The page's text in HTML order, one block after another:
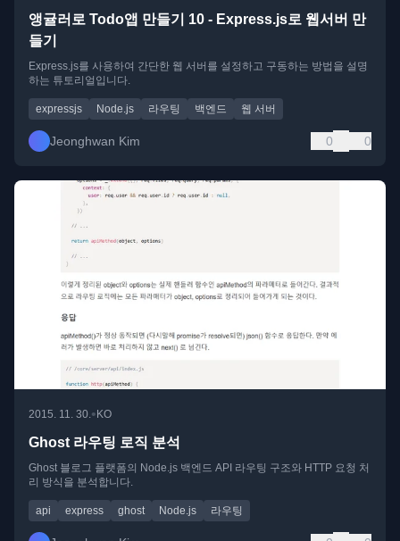
앵귤러로 Todo앱 만들기 10 - Express.js로 웹서버 만
들기
Express.js를 사용하여 간단한 웹 서버를 설정하고 구동하는 방법을 설명
하는 튜토리얼입니다.
expressjs Node.js 라우팅 백엔드 웹 서버
Jeonghwan Kim 0 0
2015. 11. 30.• KO
Ghost 라우팅 로직 분석
Ghost 블로그 플랫폼의 Node.js 백엔드 API 라우팅 구조와 HTTP 요청 처
리 방식을 분석합니다.
api express ghost Node.js 라우팅